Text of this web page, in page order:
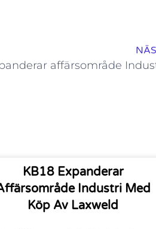
KB18 Expanderar
Industri Med
Köp Av Laxweld